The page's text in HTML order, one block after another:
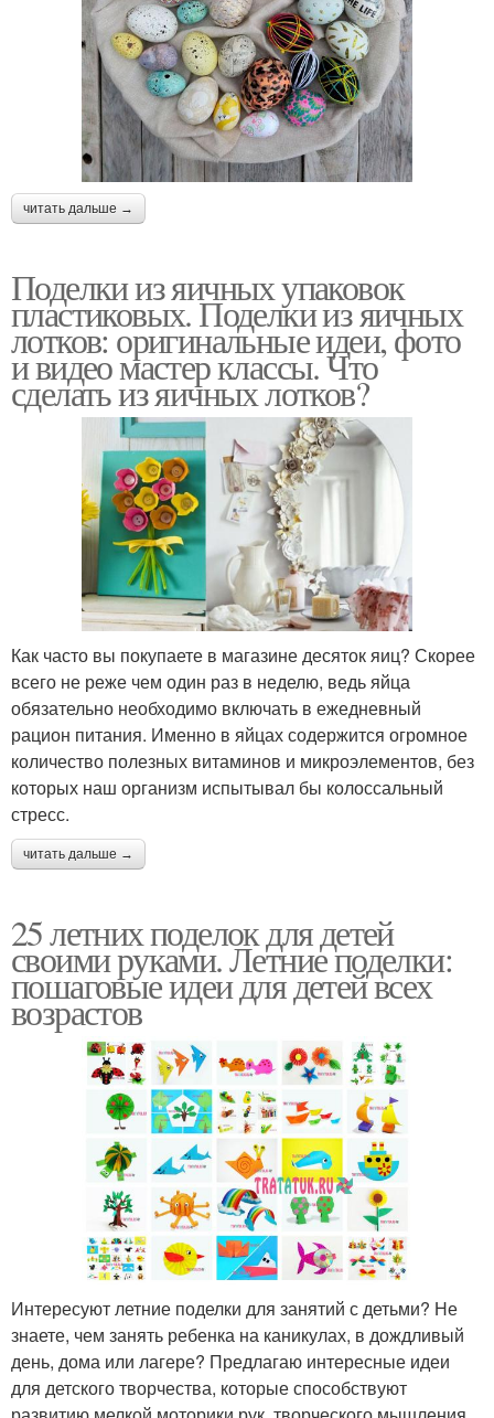
читать дальше →
Поделки из яичных упаковок
пластиковых. Поделки из яичных
лотков: оригинальные идеи, фото
и видео мастер классы. Что
сделать из яичных лотков?
Как часто вы покупаете в магазине десяток яиц? Скорее
всего не реже чем один раз в неделю, ведь яйца
обязательно необходимо включать в ежедневный
рацион питания. Именно в яйцах содержится огромное
количество полезных витаминов и микроэлементов, без
которых наш организм испытывал бы колоссальный
стресс.
читать дальше →
25 летних поделок для детей
своими руками. Летние поделки:
пошаговые идеи для детей всех
возрастов
Интересуют летние поделки для занятий с детьми? Не
знаете, чем занять ребенка на каникулах, в дождливый
день, дома или лагере? Предлагаю интересные идеи
для детского творчества, которые способствуют